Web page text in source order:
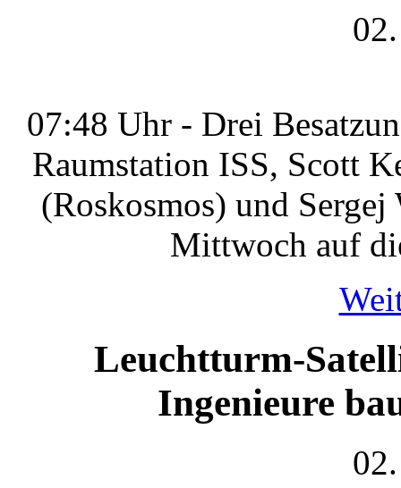
07:48 Uhr - Drei
Raumstation ISS, Scott
(Roskosmos) und
Mittwoch auf
Leuchtturm-
Ingenieure